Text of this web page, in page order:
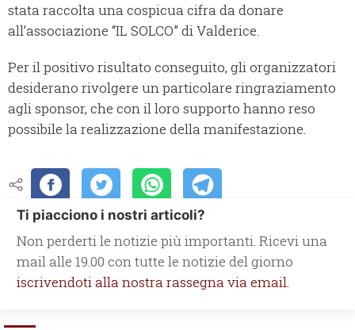
stata raccolta una cospicua cifra da donare
all’associazione “IL SOLCO” di Valderice.
Per il positivo risultato conseguito, gli organizzatori
desiderano rivolgere un particolare ringraziamento
agli sponsor, che con il loro supporto hanno reso
possibile la realizzazione della manifestazione.
Ti piacciono i nostri articoli?
Non perderti le notizie più importanti. Ricevi una
mail alle 19.00 con tutte le notizie del giorno
iscrivendoti alla nostra rassegna via email.